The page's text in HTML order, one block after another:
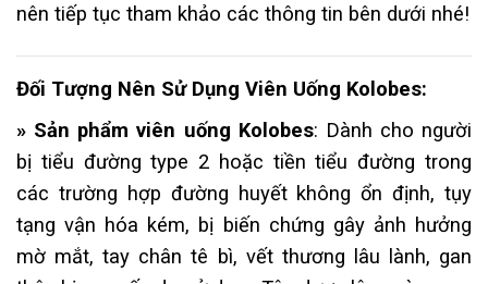
nên tiếp tục tham khảo các thông tin bên dưới nhé!
Đối Tượng Nên Sử Dụng Viên Uống Kolobes:
» Sản phẩm viên uống Kolobes: Dành cho người
bị tiểu đường type 2 hoặc tiền tiểu đường trong
các trường hợp đường huyết không ổn định, tụy
tạng vận hóa kém, bị biến chứng gây ảnh hưởng
mờ mắt, tay chân tê bì, vết thương lâu lành, gan